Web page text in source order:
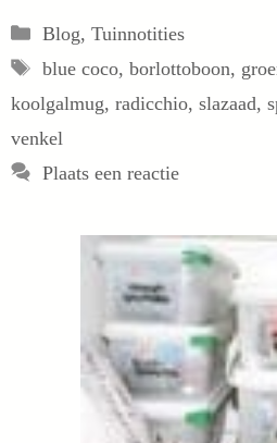
Categorieën
Blog, Tuinnotities
Tags
blue coco, borlottoboon,
koolgalmug, radicchio, slazaad,
venkel
Plaats een reactie